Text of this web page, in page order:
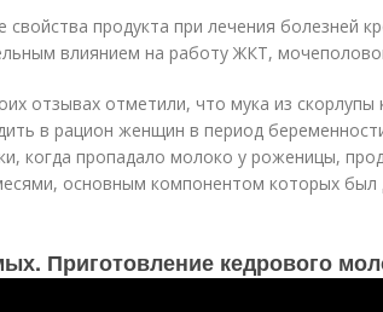
свойства продукта при лечения болезней
влиянием на работу ЖКТ,
отзывах отметили, что мука из скорлупы
в рацион женщин в период
когда пропадало молоко у роженицы,
основным компонентом которых был
Приготовление кедрового